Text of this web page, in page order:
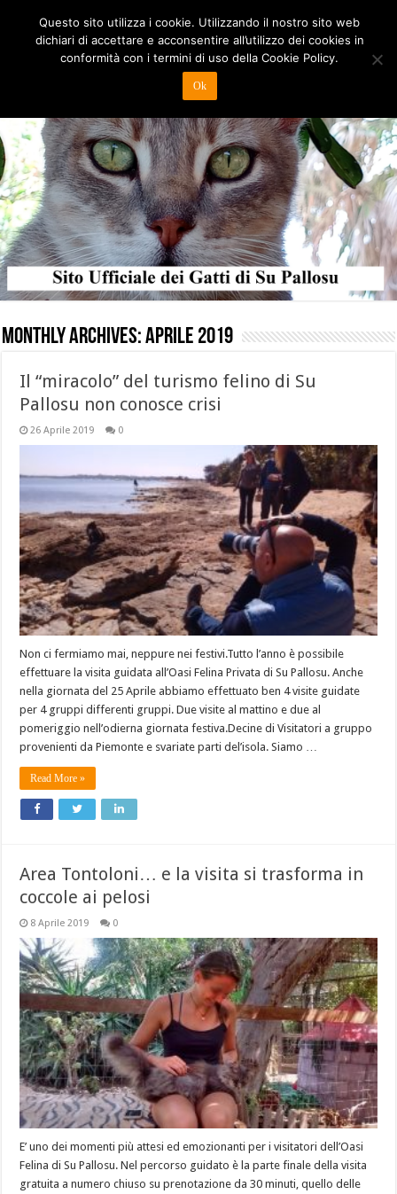
Monthly Archives:Aprile 2019
Il “miracolo” del turismo felino di Su
Pallosu non conosce crisi
26 Aprile 2019 0
Non ci fermiamo mai, neppure nei festivi.Tutto l’anno è possibile
effettuare la visita guidata all’Oasi Felina Privata di Su Pallosu. Anche
nella giornata del 25 Aprile abbiamo effettuato ben 4 visite guidate
per 4 gruppi differenti gruppi. Due visite al mattino e due al
pomeriggio nell’odierna giornata festiva.Decine di Visitatori a gruppo
provenienti da Piemonte e svariate parti del’isola. Siamo …
Read More »
Area Tontoloni… e la visita si trasforma in
coccole ai pelosi
8 Aprile 2019 0
E’ uno dei momenti più attesi ed emozionanti per i visitatori dell’Oasi
Felina di Su Pallosu. Nel percorso guidato è la parte finale della visita
gratuita a numero chiuso su prenotazione da 30 minuti, quello delle
Questo sito utilizza i cookie. Utilizzando il nostro sito web
dichiari di accettare e acconsentire all’utilizzo dei cookies in
conformità con i termini di uso della Cookie Policy.
Ok